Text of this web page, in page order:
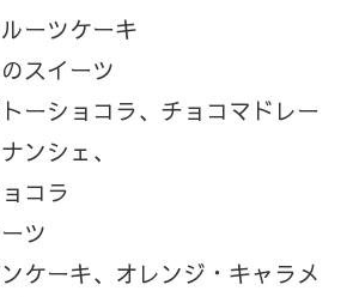
ーツケーキ
スイーツ
ーショコラ、チョコマドレー
ンシェ、
コラ
ツ
ケーキ、オレンジ・キャラメ